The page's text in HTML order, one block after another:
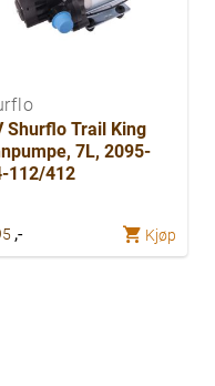
Shurflo Trail King
7L, 2095-
112/412
,- Kjøp